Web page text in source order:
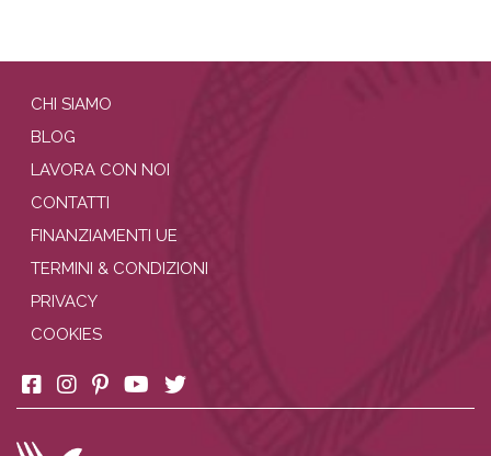
CHI SIAMO
BLOG
LAVORA CON NOI
CONTATTI
FINANZIAMENTI UE
TERMINI & CONDIZIONI
PRIVACY
COOKIES